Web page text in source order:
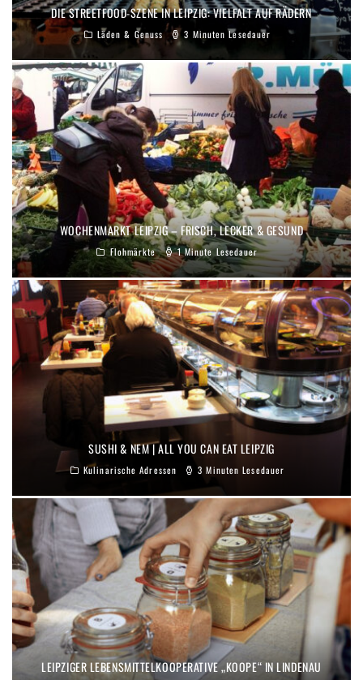
DIE STREETFOOD-SZENE IN LEIPZIG: VIELFALT AUF RÄDERN
Läden & Genuss 3 Minuten Lesedauer
WOCHENMARKT LEIPZIG – FRISCH, LECKER & GESUND
Flohmärkte 1 Minute Lesedauer
SUSHI & NEM | ALL YOU CAN EAT LEIPZIG
Kulinarische Adressen 3 Minuten Lesedauer
LEIPZIGER LEBENSMITTELKOOPERATIVE „KOOPE“ IN LINDENAU